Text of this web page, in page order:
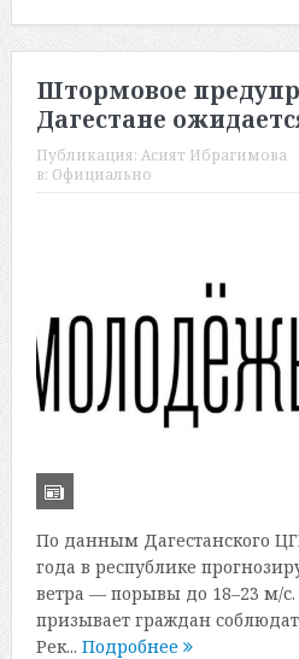
Штормовое
Дагестане
Публикация: Асият Ибрагимова
в: Официально
По данным Дагестанского
года в республике
ветра — порывы до 18–23 м/
призывает граждан
Рек... Подробнее